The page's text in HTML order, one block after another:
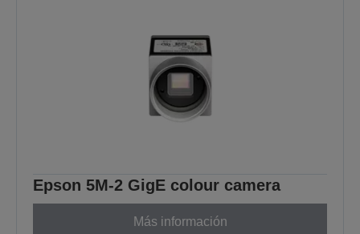
Epson 5M-2 GigE colour camera
Más información